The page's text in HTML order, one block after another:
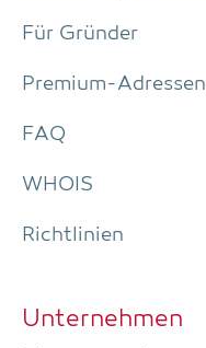
Für Grün­der
Pre­­mi­um-Adres­­sen
FAQ
WHOIS
Richt­li­ni­en
Unter­neh­men